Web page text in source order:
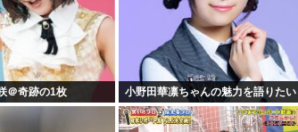
＠奇跡の1枚 小野田華凛ちゃんの魅力を語りたい